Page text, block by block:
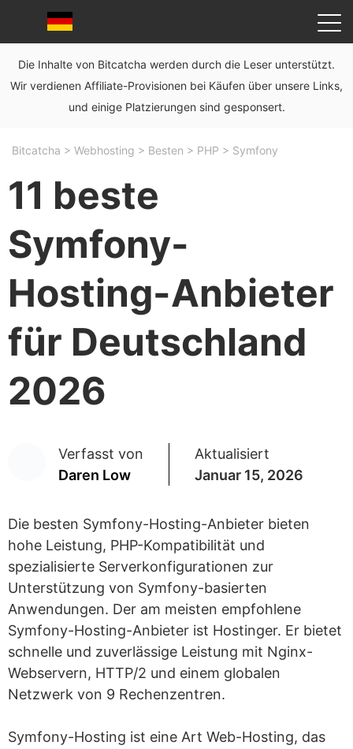
Die Inhalte von Bitcatcha werden durch die Leser unterstützt.
Wir verdienen Affiliate-Provisionen bei Käufen über unsere Links,
und einige Platzierungen sind gesponsert.
Bitcatcha > Webhosting > Besten > PHP > Symfony
11 beste
Symfony-
Hosting-Anbieter
für Deutschland
2026
Verfasst von
Daren Low
Aktualisiert
Januar 15, 2026
Die besten Symfony-Hosting-Anbieter bieten
hohe Leistung, PHP-Kompatibilität und
spezialisierte Serverkonfigurationen zur
Unterstützung von Symfony-basierten
Anwendungen. Der am meisten empfohlene
Symfony-Hosting-Anbieter ist Hostinger. Er bietet
schnelle und zuverlässige Leistung mit Nginx-
Webservern, HTTP/2 und einem globalen
Netzwerk von 9 Rechenzentren.
Symfony-Hosting ist eine Art Web-Hosting, das